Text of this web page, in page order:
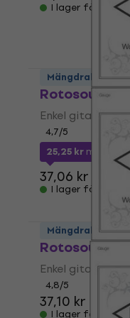
I lager för E-shop
Rotosound
Enkel gitarrsträng
4,7/5
25,25 krmed kod
37,06 kr
I lager för E-shop
Mängdrabatt
Rotosound
Enkel gitarrsträng
4,8/5
37,10 kr
I lager för E-
Mängdrabatt